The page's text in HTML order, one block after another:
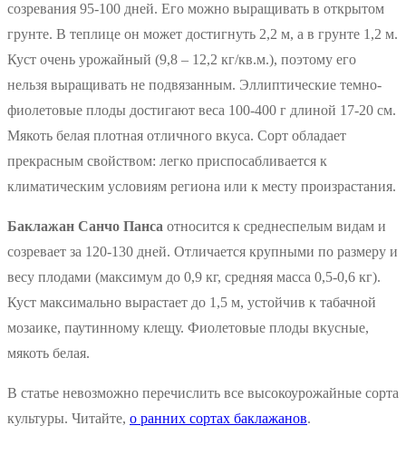
созревания 95-100 дней. Его можно выращивать в открытом
грунте. В теплице он может достигнуть 2,2 м, а в грунте 1,2 м.
Куст очень урожайный (9,8 – 12,2 кг/кв.м.), поэтому его
нельзя выращивать не подвязанным. Эллиптические темно-
фиолетовые плоды достигают веса 100-400 г длиной 17-20 см.
Мякоть белая плотная отличного вкуса. Сорт обладает
прекрасным свойством: легко приспосабливается к
климатическим условиям региона или к месту произрастания.
Баклажан Санчо Панса относится к среднеспелым видам и
созревает за 120-130 дней. Отличается крупными по размеру и
весу плодами (максимум до 0,9 кг, средняя масса 0,5-0,6 кг).
Куст максимально вырастает до 1,5 м, устойчив к табачной
мозаике, паутинному клещу. Фиолетовые плоды вкусные,
мякоть белая.
В статье невозможно перечислить все высокоурожайные сорта
культуры. Читайте, о ранних сортах баклажанов.